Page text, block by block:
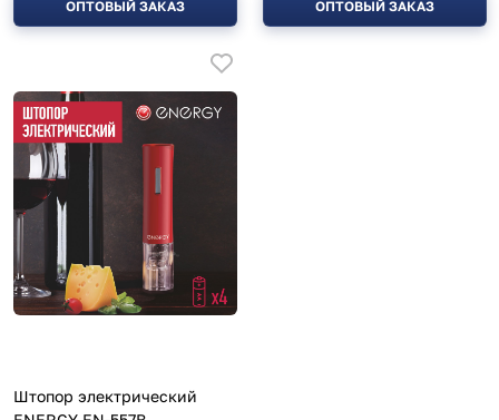
ОПТОВЫЙ ЗАКАЗ ОПТОВЫЙ ЗАКАЗ
Штопор электрический